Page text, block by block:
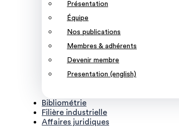
Présentation
Équipe
Nos publications
Membres & adhérents
Devenir membre
Presentation (english)
Bibliométrie
Filière industrielle
Affaires juridiques